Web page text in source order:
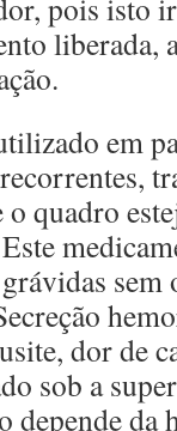
pois isto
liberada,
em
o quadro
dor de
sob a
depende